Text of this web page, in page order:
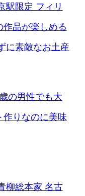
駅限定 フィリ
作品が楽しめる
に素敵なお土産
の男性でも大
作りなのに美味
柳総本家 名古